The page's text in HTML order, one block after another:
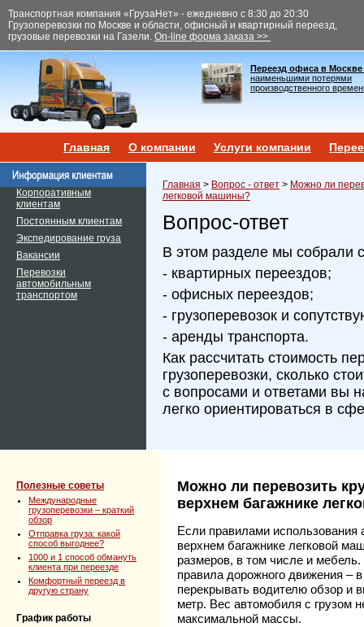
Транспортная компания «ГрузаНет» - ежедневно с 8:30 до 20:30
Грузоперевозки по Москве и области, офисный и квартирный переезд,
грузовые перевозки на Газели. On-line форма заказа >>
Переезд офиса в Москве
наименьшими потерями
производственного
Главная О компании Услуги компании
Корпоративным
клиентам
Постоянным клиентам
Экспедирование груза
Вакансии
Перевозки
автомобильным
транспортом
Главная > Вопрос - ответ > Можно ли
легковой машины?
Вопрос-ответ
В этом разделе мы собрали
- квартирных переездов;
- офисных переездов;
- грузоперевозок и
- аренды транспорта.
Как рассчитать стоимость
грузоперевозки, сколько
с вопросами и ответами вы
легко ориентироваться в
Полезные советы
Международные
грузоперевозки – краткий
обзор
Отправка груза: какой
способ выгоднее?
1000 и 1 способ обмануть
клиента при переезде
Комфортный переезд в
другую страну
График работы
Можно ли перевозить
верхнем багажнике
Если правилами использования
верхнем багажнике легковой
размеров, в том числе и
правила дорожного движения –
перекрывать водителю обзор и
метр. Вес автомобиля с грузом
максимальной массы.